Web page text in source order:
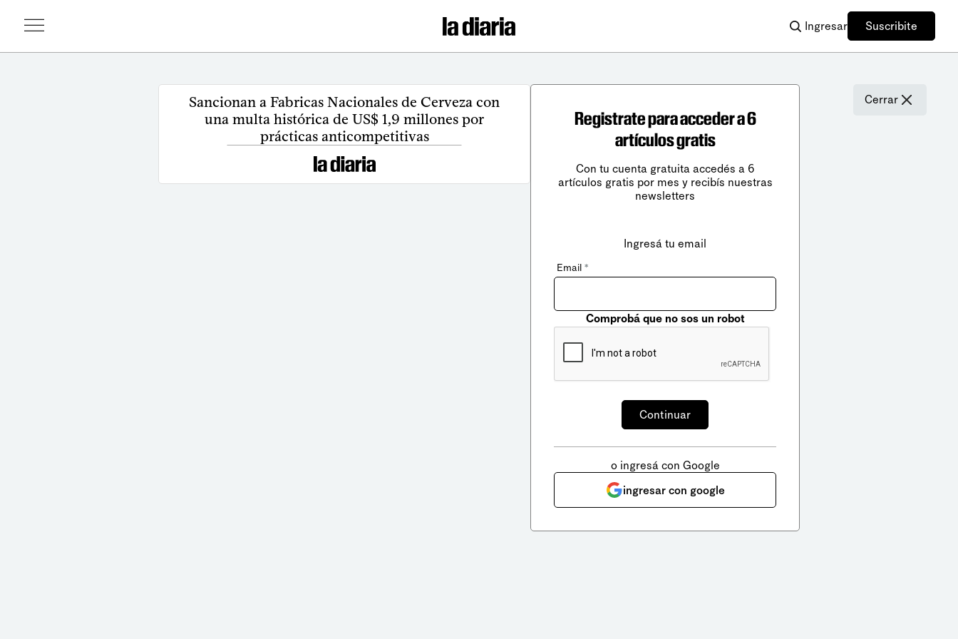
Ingresar Suscribite
Sancionan a Fabricas Nacionales de Cerveza con
una multa histórica de US$ 1,9 millones por
prácticas anticompetitivas
Cerrar
Registrate para acceder a 6
artículos gratis
Con tu cuenta gratuita accedés a 6
artículos gratis por mes y recibís nuestras
newsletters
Ingresá tu email
Email *
Comprobá que no sos un robot
o ingresá con Google
ingresar con google